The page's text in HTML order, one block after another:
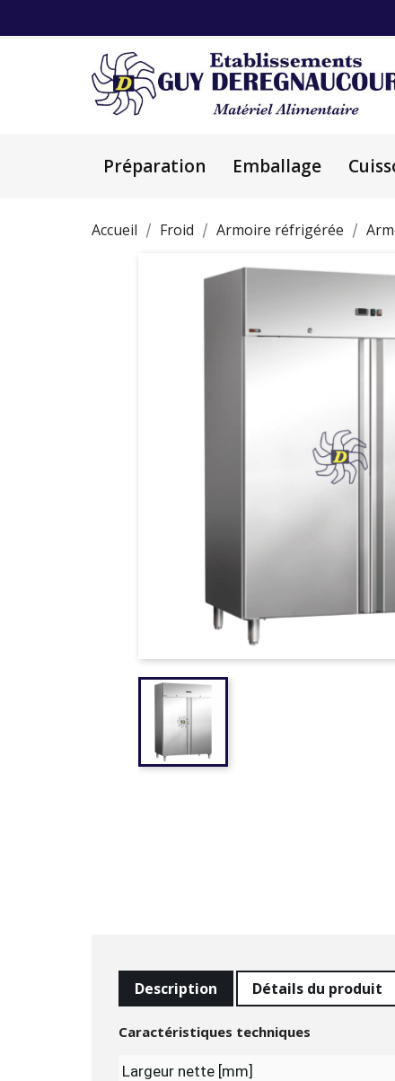
Préparation Emballage
Accueil Froid Armoire réfrigérée
Description Détails du produit
Caractéristiques techniques
Largeur nette [mm]